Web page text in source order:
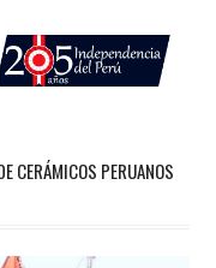
CERÁMICOS PERUANOS